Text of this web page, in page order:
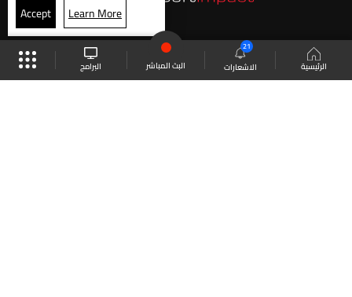
الرئيسية الاشعارات
21
البث المباشر البرامج
Accept Learn More
موقع البرامج الجدول البث المباشر